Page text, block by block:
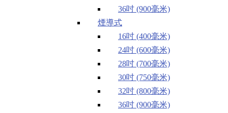
36吋 (900毫米)
煙導式
16吋 (400毫米)
24吋 (600毫米)
28吋 (700毫米)
30吋 (750毫米)
32吋 (800毫米)
36吋 (900毫米)